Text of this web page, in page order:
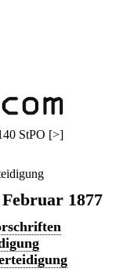
StPO [>]
1877